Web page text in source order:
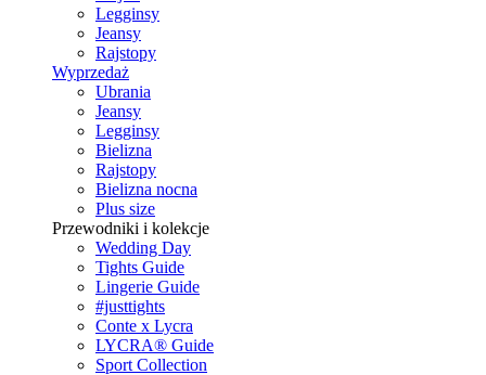
Legginsy
Jeansy
Rajstopy
Wyprzedaż
Ubrania
Jeansy
Legginsy
Bielizna
Rajstopy
Bielizna nocna
Plus size
Przewodniki i kolekcje
Wedding Day
Tights Guide
Lingerie Guide
#justtights
Conte x Lycra
LYCRA® Guide
Sport Сollection